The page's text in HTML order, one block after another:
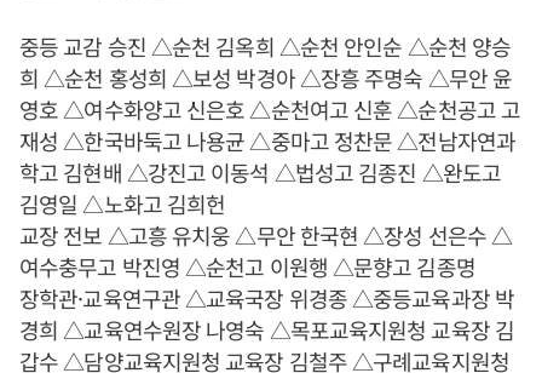
중등 교감 승진 △순천 김옥희 △순천 안인순 △순천 양승
희 △순천 홍성희 △보성 박경아 △장흥 주명숙 △무안 윤
영호 △여수화양고 신은호 △순천여고 신훈 △순천공고 고
재성 △한국바둑고 나용균 △중마고 정찬문 △전남자연과
학고 김현배 △강진고 이동석 △법성고 김종진 △완도고
김영일 △노화고 김희헌
교장 전보 △고흥 유치웅 △무안 한국현 △장성 선은수 △
여수충무고 박진영 △순천고 이원행 △문향고 김종명
장학관·교육연구관 △교육국장 위경종 △중등교육과장 박
경희 △교육연수원장 나영숙 △목포교육지원청 교육장 김
갑수 △담양교육지원청 교육장 김철주 △구례교육지원청